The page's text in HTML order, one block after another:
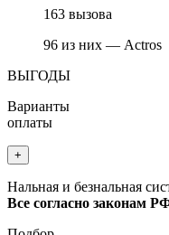
163 вызова
96 из них — Actros
ВЫГОДЫ
Варианты
оплаты
+
Нальная и безнальная
Все согласно законам